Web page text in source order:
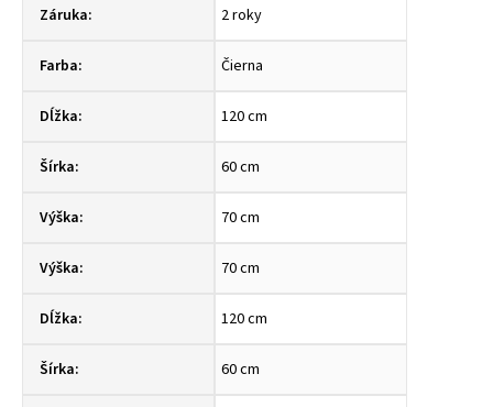
Záruka: 2 roky
Farba: Čierna
Dĺžka: 120 cm
Šírka: 60 cm
Výška: 70 cm
Výška: 70 cm
Dĺžka: 120 cm
Šírka: 60 cm